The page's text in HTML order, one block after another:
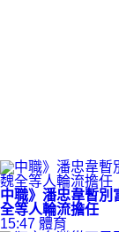
中職》潘忠韋暫別
全等人輪流擔任
15:47 體育